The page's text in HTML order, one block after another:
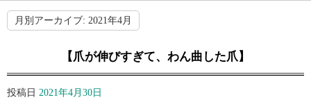
月別アーカイブ: 2021年4月
【爪が伸びすぎて、わん曲した爪】
投稿日 2021年4月30日